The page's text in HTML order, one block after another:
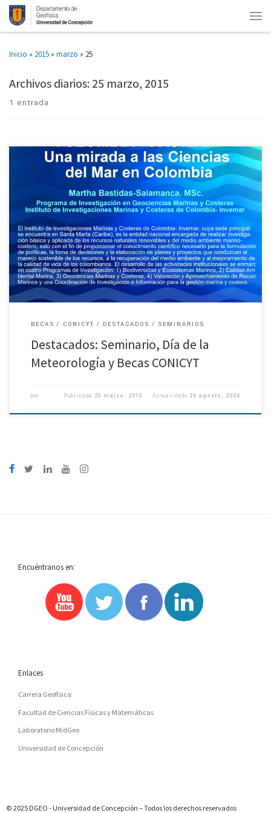
Inicio » 2015 » marzo » 25
Archivos diarios:25 marzo, 2015
1 entrada
Jefa de línea de Oceanografía y Clima del INVEMAR visita el DGEO Martha
Bastidas es Jefa de la línea de Oceanografía y Clima, perteneciente al
Programa de Geociencias Marinas y […]
BECAS CONICYT DESTACADOS SEMINARIOS
Destacados: Seminario, Día de la
Meteorología y Becas CONICYT
por Publicada 25 marzo, 2015 Actualizado 26 agosto, 2024
Encuéntranos en:
Enlaces
Carrera Geofísica
Facultad de Ciencias Físicas y Matemáticas
Laboratorio MidGeo
Universidad de Concepción